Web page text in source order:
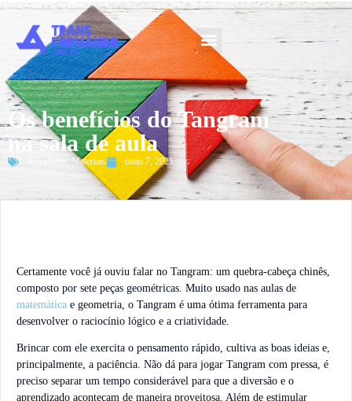
Os benefícios do Tangram
na sala de aula
Atividades , Materiais maio 7, 2021
Certamente você já ouviu falar no Tangram: um quebra-cabeça chinês,
composto por sete peças geométricas. Muito usado nas aulas de
matemática e geometria, o Tangram é uma ótima ferramenta para
desenvolver o raciocínio lógico e a criatividade.
Brincar com ele exercita o pensamento rápido, cultiva as boas ideias e,
principalmente, a paciência. Não dá para jogar Tangram com pressa, é
preciso separar um tempo considerável para que a diversão e o
aprendizado aconteçam de maneira proveitosa. Além de estimular